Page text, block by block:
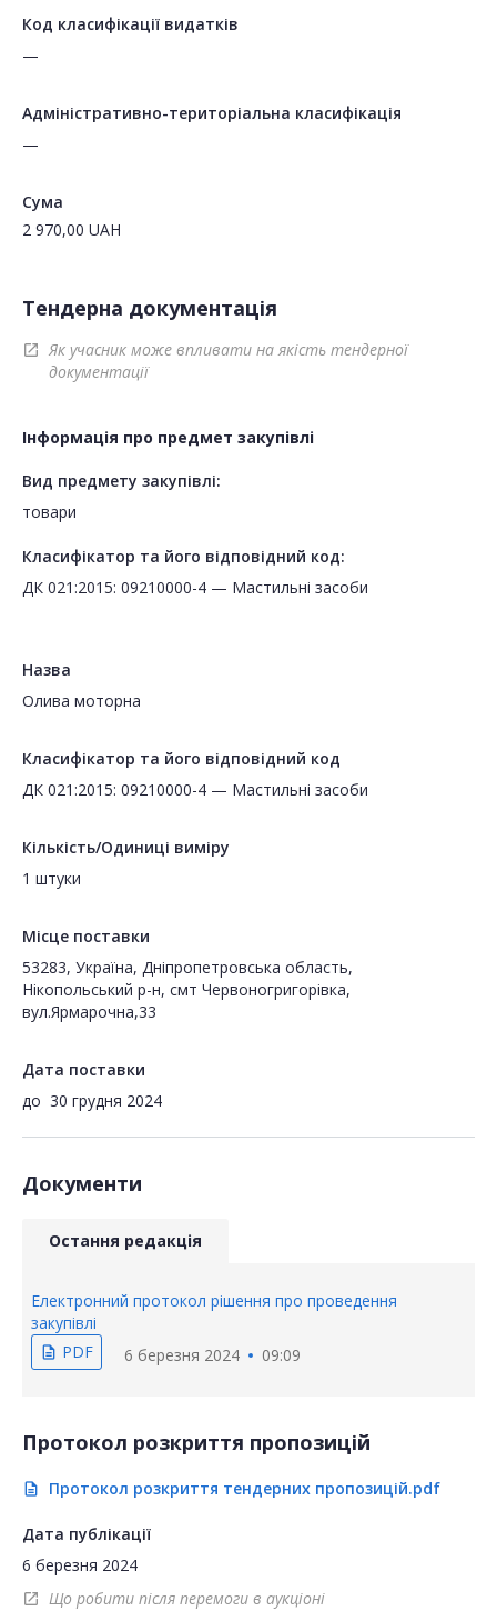
Код класифікації видатків
—
Адміністративно-територіальна класифікація
—
Сума
2 970,00 UAH
Тендерна документація
open_in_new
Як учасник може впливати на якість тендерної
документації
Інформація про предмет закупівлі
Вид предмету закупівлі:
товари
Класифікатор та його відповідний код:
ДК 021:2015: 09210000-4 — Мастильні засоби
Назва
Олива моторна
Класифікатор та його відповідний код
ДК 021:2015: 09210000-4 — Мастильні засоби
Кількість/Одиниці виміру
1 штуки
Місце поставки
53283, Україна, Дніпропетровська область,
Нікопольський р-н, смт Червоногригорівка,
вул.Ярмарочна,33
Дата поставки
до 30 грудня 2024
Документи
Остання редакція
Електронний протокол рішення про проведення
закупівлі
description PDF 6 березня 2024 09:09
Протокол розкриття пропозицій
description Протокол розкриття тендерних пропозицій.pdf
Дата публікації
6 березня 2024
open_in_new Що робити після перемоги в аукціоні